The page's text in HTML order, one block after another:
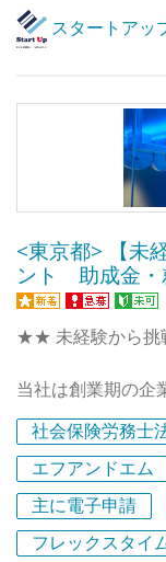
ここでの経験は、
ことはありません。
これまでの方法だ
お待ちしています
【スタートアップ
スタートアップ税
の会計事務所とし
私たちのサービス
様からのご紹介や
いスピードで新し
社労士事務所から
労務系サービスの
税理士法人メンバ
規模にまで成長し
した。
スタートアッ
<東京都> 【未
ント 助成金・
★★ 未経験から挑
当社は創業期の企
「話しやすさで変
クライアントの想
す。
★★ スタートアッ
ろ！ ★★
社会保険労務士
エフアンドエム
主に電子申請
フレックスタイ